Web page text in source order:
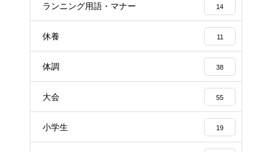
ランニング用語・マナー 14
休養 11
体調 38
大会 55
小学生 19